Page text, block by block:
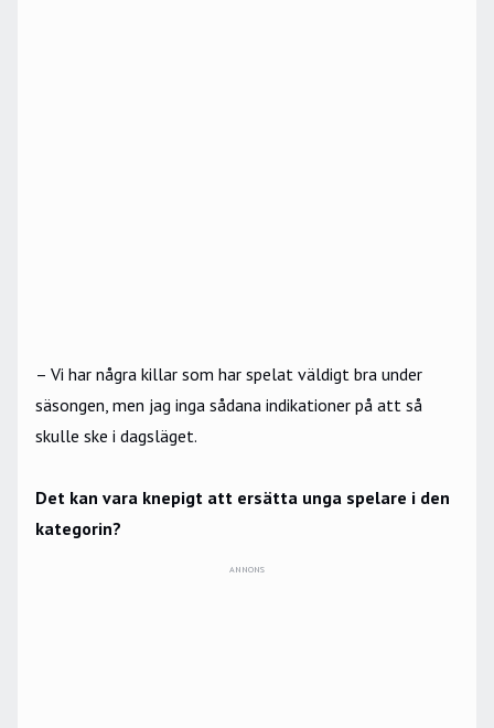
– Vi har några killar som har spelat väldigt bra under
säsongen, men jag inga sådana indikationer på att så
skulle ske i dagsläget.
Det kan vara knepigt att ersätta unga spelare i den
kategorin?
ANNONS